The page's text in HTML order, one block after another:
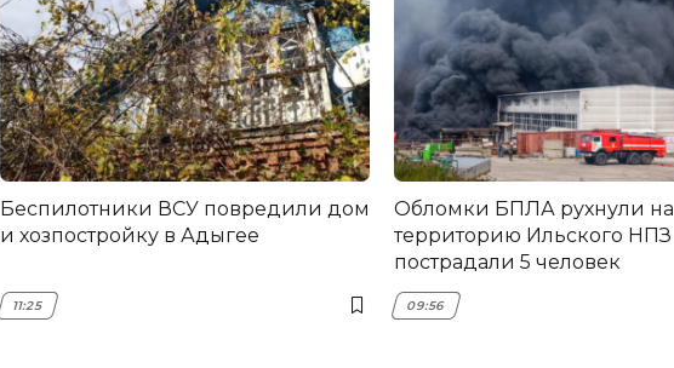
Беспилотники ВСУ повредили дом
и хозпостройку в Адыгее
11:25
Обломки БПЛА рухнули на
территорию Ильского НПЗ —
пострадали 5 человек
09:56